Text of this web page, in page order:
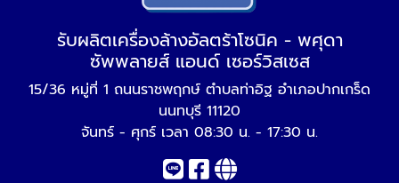
รับผลิตเครื่องล้างอัลตร้าโซนิค - พศุดา
ซัพพลายส์ แอนด์ เซอร์วิสเซส
15/36 หมู่ที่ 1 ถนนราชพฤกษ์ ตำบลท่าอิฐ อำเภอปากเกร็ด
นนทบุรี 11120
จันทร์ - ศุกร์ เวลา 08:30 น. - 17:30 น.